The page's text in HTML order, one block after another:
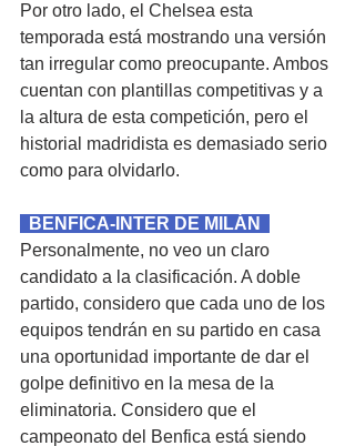
Por otro lado, el Chelsea esta
temporada está mostrando una versión
tan irregular como preocupante. Ambos
cuentan con plantillas competitivas y a
la altura de esta competición, pero el
historial madridista es demasiado serio
como para olvidarlo.
  BENFICA-INTER DE MILÁN
Personalmente, no veo un claro
candidato a la clasificación. A doble
partido, considero que cada uno de los
equipos tendrán en su partido en casa
una oportunidad importante de dar el
golpe definitivo en la mesa de la
eliminatoria. Considero que el
campeonato del Benfica está siendo